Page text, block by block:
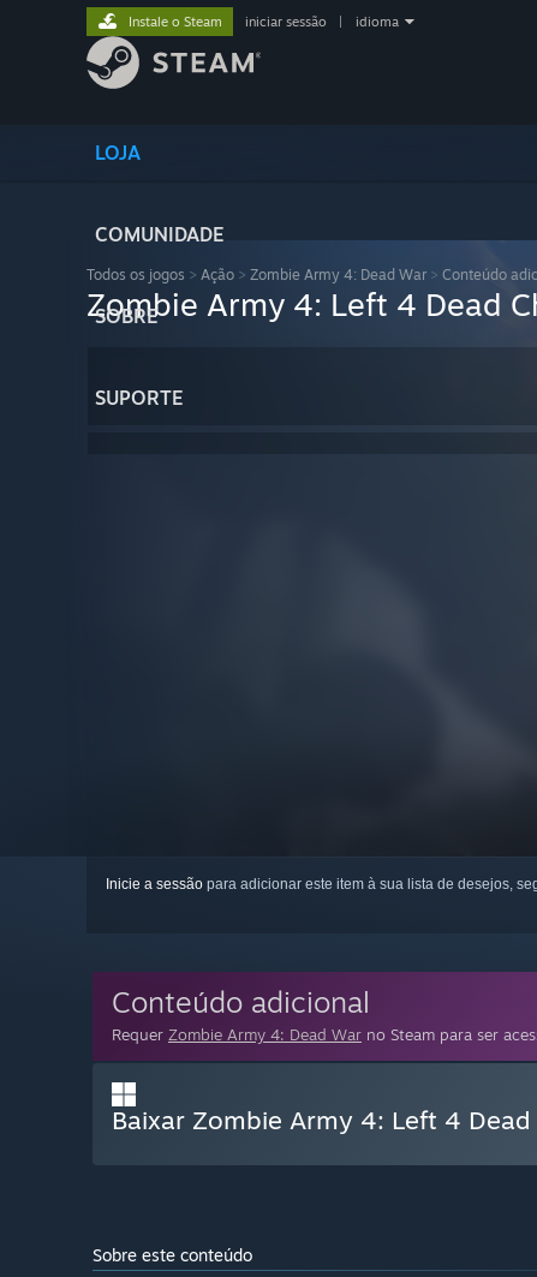
LOJA
COMUNIDADE
SOBRE
SUPORTE
Instale o Steam iniciar sessão idioma
Todos os jogos > Ação > Zombie Army 4: Dead War > Conteúdo
Zombie Army 4: Left 4 Dead
Inicie a sessão para adicionar este item à sua lista de desejos,
Conteúdo adicional
Requer Zombie Army 4: Dead War no Steam para ser
Baixar Zombie Army 4: Left 4
Sobre este conteúdo